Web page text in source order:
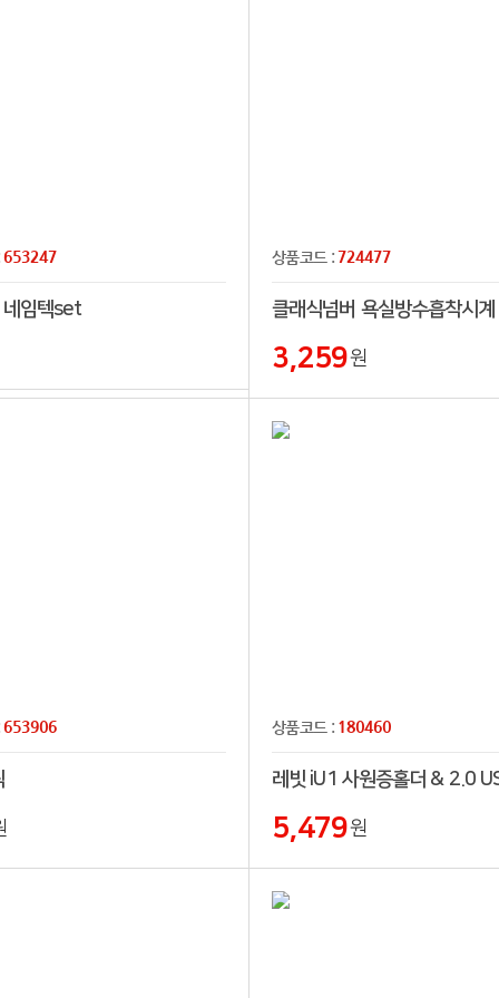
653247
네임텍set
상품코드 :724477
클래식넘버 욕실방수흡착시계
3,259원
653906 상품코드 : 180460
5,479원